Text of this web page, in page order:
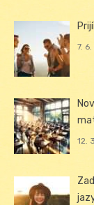
7.
12.